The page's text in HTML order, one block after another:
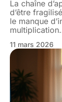
La chaîne
d’être
le manque
multiplication
11 mars 2026